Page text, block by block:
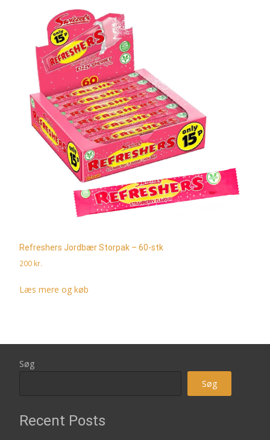
Refreshers Jordbær Storpak – 60-stk
200 kr.
Læs mere og køb
Søg
Søg
Recent Posts